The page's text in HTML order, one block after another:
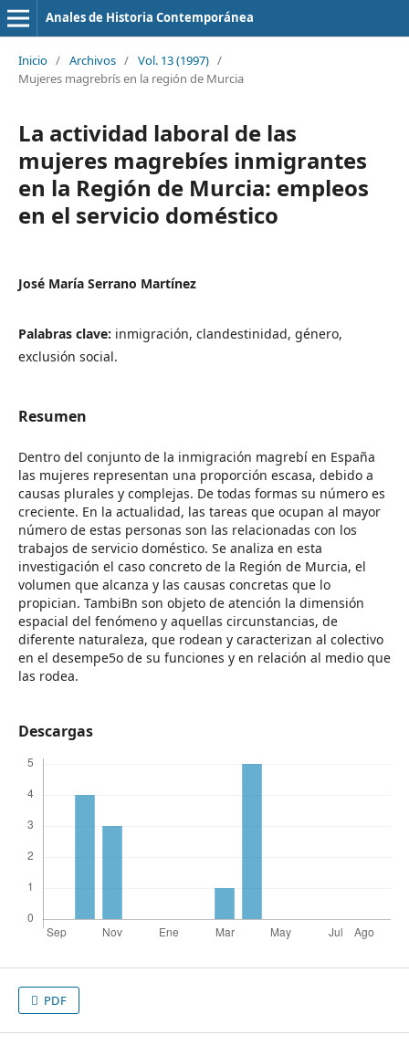
Anales de Historia Contemporánea
Inicio / Archivos / Vol. 13 (1997) /
Mujeres magrebrís en la región de Murcia
La actividad laboral de las
mujeres magrebíes inmigrantes
en la Región de Murcia: empleos
en el servicio doméstico
José María Serrano Martínez
Palabras clave: inmigración, clandestinidad, género,
exclusión social.
Resumen
Dentro del conjunto de la inmigración magrebí en España
las mujeres representan una proporción escasa, debido a
causas plurales y complejas. De todas formas su número es
creciente. En la actualidad, las tareas que ocupan al mayor
número de estas personas son las relacionadas con los
trabajos de servicio doméstico. Se analiza en esta
investigación el caso concreto de la Región de Murcia, el
volumen que alcanza y las causas concretas que lo
propician. TambiBn son objeto de atención la dimensión
espacial del fenómeno y aquellas circunstancias, de
diferente naturaleza, que rodean y caracterizan al colectivo
en el desempe5o de su funciones y en relación al medio que
las rodea.
Descargas
PDF